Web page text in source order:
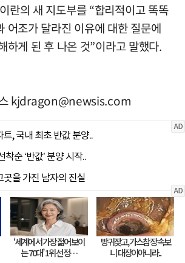
란의 새 지도부를 “합리적이고 똑똑
어조가 달라진 이유에 대한 질문에
하게 된 후 나온 것”이라고 말했다.
kjdragon@newsis.com